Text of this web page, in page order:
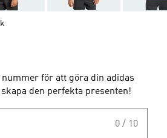
för att göra din adidas
den perfekta presenten!
0 / 10